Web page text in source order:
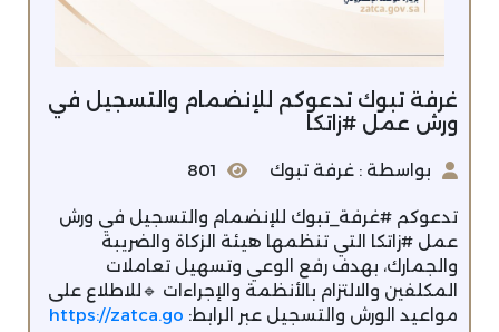
غرفة تبوك تدعوكم للإنضمام والتسجيل في
ورش عمل #زاتكا
بواسطة : غرفة تبوك 801
تدعوكم #غرفة_تبوك للإنضمام والتسجيل في ورش
عمل #زاتكا التي تنظمها هيئة الزكاة والضريبة
والجمارك، بهدف رفع الوعي وتسهيل تعاملات
المكلفين والالتزام بالأنظمة والإجراءات 🔹للاطلاع على
مواعيد الورش والتسجيل عبر الرابط: https://zatca.go